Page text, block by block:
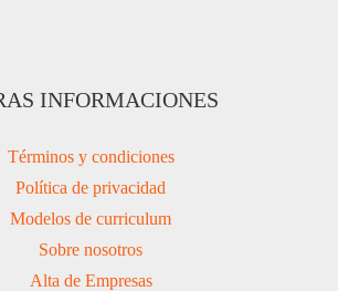
INFORMACIONES
Términos y condiciones
Política de privacidad
Modelos de curriculum
Sobre nosotros
Alta de Empresas